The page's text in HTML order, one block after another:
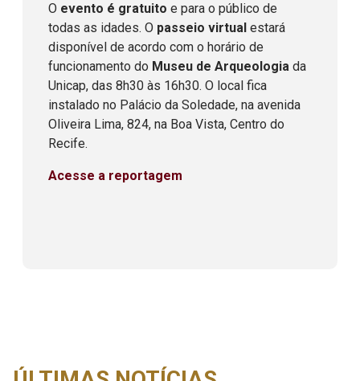
O evento é gratuito e para o público de
todas as idades. O passeio virtual estará
disponível de acordo com o horário de
funcionamento do Museu de Arqueologia da
Unicap, das 8h30 às 16h30. O local fica
instalado no Palácio da Soledade, na avenida
Oliveira Lima, 824, na Boa Vista, Centro do
Recife.
Acesse a reportagem